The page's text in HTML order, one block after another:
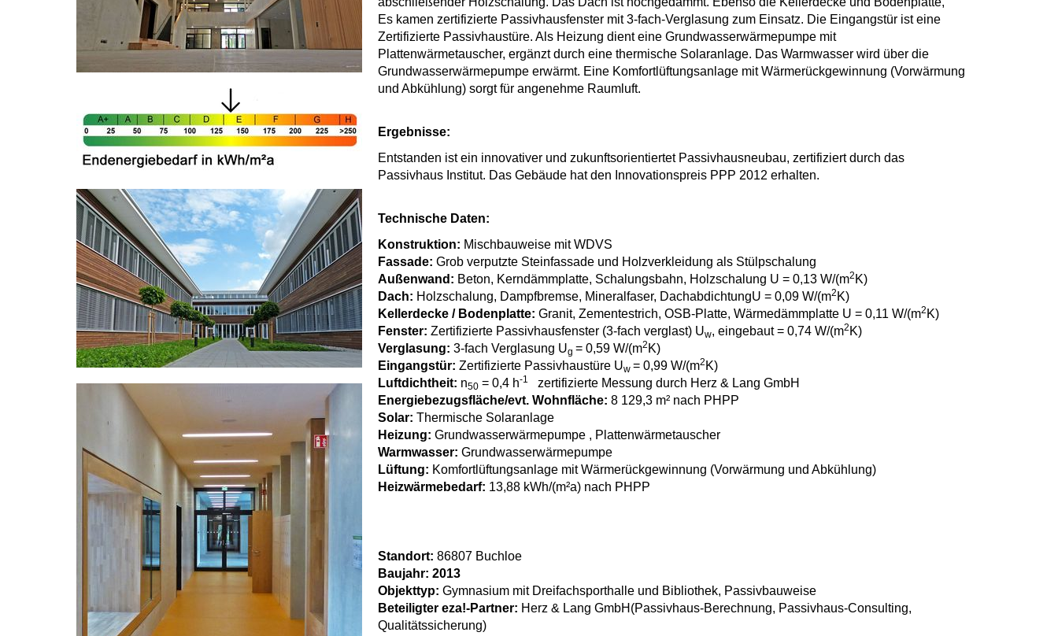
Es kamen zertifizierte Passivhausfenster mit 3-fach-Verglasung zum Einsatz. Die Eingangstür ist eine
Zertifizierte Passivhaustüre. Als Heizung dient eine Grundwasserwärmepumpe mit
Plattenwärmetauscher, ergänzt durch eine thermische Solaranlage. Das Warmwasser wird über die
Grundwasserwärmepumpe erwärmt. Eine Komfortlüftungsanlage mit Wärmerückgewinnung (Vorwärmung
und Abkühlung) sorgt für angenehme Raumluft.
Ergebnisse:
Entstanden ist ein innovativer und zukunftsorientiertet Passivhausneubau, zertifiziert durch das
Passivhaus Institut. Das Gebäude hat den Innovationspreis PPP 2012 erhalten.
Technische Daten:
Konstruktion: Mischbauweise mit WDVS
Fassade: Grob verputzte Steinfassade und Holzverkleidung als Stülpschalung
Außenwand: Beton, Kerndämmplatte, Schalungsbahn, Holzschalung U = 0,13 W/(m2 K)
Dach: Holzschalung, Dampfbremse, Mineralfaser, DachabdichtungU = 0,09 W/(m2 K)
Kellerdecke / Bodenplatte:Granit, Zementestrich, OSB-Platte, Wärmedämmplatte U = 0,11 W/(m2 K)
Fenster:Zertifizierte Passivhausfenster (3-fach verglast) Uw, eingebaut = 0,74 W/(m2 K)
Verglasung:3-fach Verglasung Ug= 0,59 W/(m2 K)
Eingangstür:Zertifizierte Passivhaustüre Uw= 0,99 W/(m2 K)
Luftdichtheit: n50 = 0,4 h-1 zertifizierte Messung durch Herz & Lang GmbH
Energiebezugsfläche/evt. Wohnfläche:8 129,3 m² nach PHPP
Solar:Thermische Solaranlage
Heizung:Grundwasserwärmepumpe , Plattenwärmetauscher
Warmwasser:Grundwasserwärmepumpe
Lüftung: Komfortlüftungsanlage mit Wärmerückgewinnung (Vorwärmung und Abkühlung)
Heizwärmebedarf: 13,88 kWh/(m²a) nach PHPP
Standort: 86807 Buchloe
Baujahr: 2013
Objekttyp: Gymnasium mit Dreifachsporthalle und Bibliothek, Passivbauweise
Beteiligter eza!-Partner: Herz & Lang GmbH (Passivhaus-Berechnung, Passivhaus-Consulting,
Qualitätssicherung)